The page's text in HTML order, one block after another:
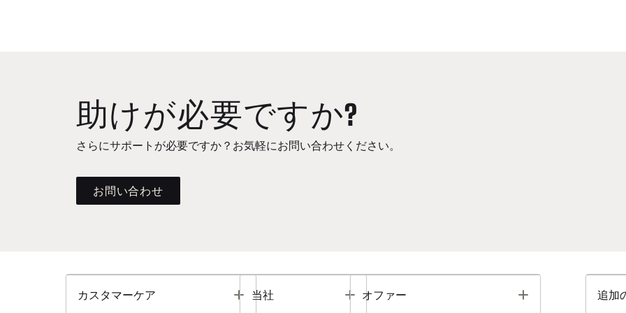
助けが必要ですか?
さらにサポートが必要ですか？お気軽にお問い合わせください。
お問い合わせ
カスタマーケア Toggle
当社 Toggle
オファー Toggle 追加